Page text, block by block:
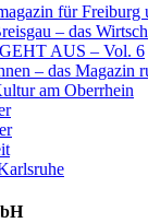
für Freiburg
– das
AUS – Vol. 6
– das Magazin
am Oberrhein